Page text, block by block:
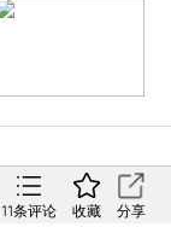
11条评论 收藏 分享